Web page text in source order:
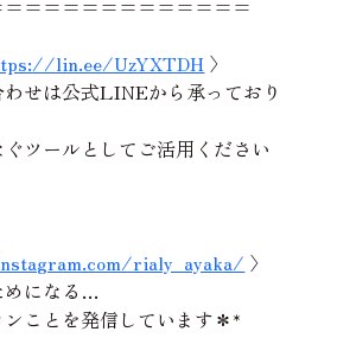
lin.ee/UzYXTDH 〉
せは公式LINEから承っており
ツールとしてご活用ください
rialy_ayaka/ 〉
めになる…
ことを発信しています＊*